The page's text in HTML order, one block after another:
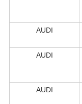
AUDI
AUDI
AUDI